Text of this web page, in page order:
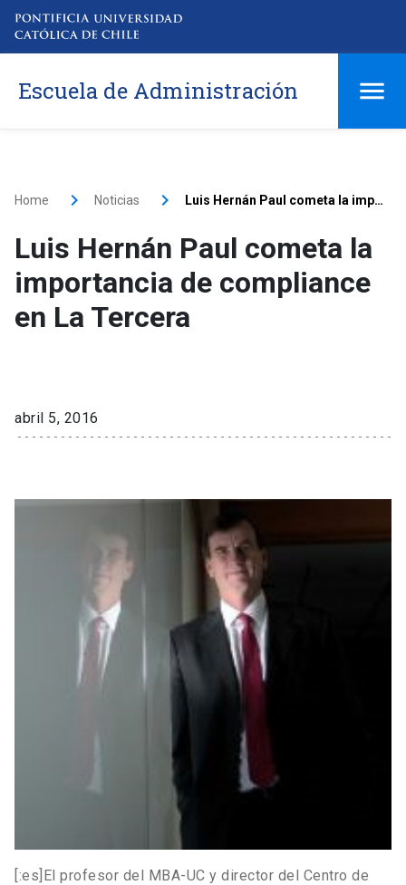
Escuela de Administración
Home Noticias Luis Hernán Paul cometa la importancia de compliance en La Tercera
Luis Hernán Paul cometa la
importancia de compliance
en La Tercera
abril 5, 2016
[:es]El profesor del MBA-UC y director del Centro de